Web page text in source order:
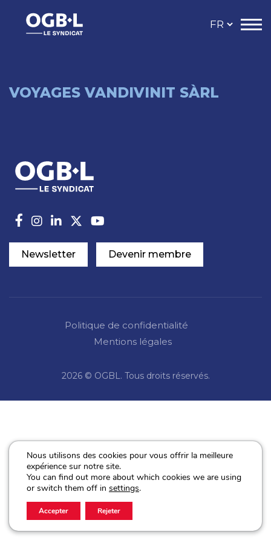
VOYAGES VANDIVINIT SÀRL
Newsletter Devenir membre
Politique de confidentialité
Mentions légales
2026 © OGBL. Tous droits réservés.
Nous utilisons des cookies pour vous offrir la meilleure
expérience sur notre site.
You can find out more about which cookies we are using
or switch them off in settings.
Accepter Rejeter